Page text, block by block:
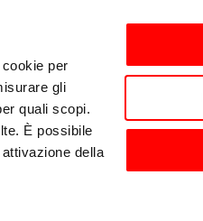
per
gli
quali scopi.
È possibile
della
zh-CN
洗与消毒